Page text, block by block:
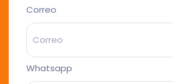
Correo
Whatsapp